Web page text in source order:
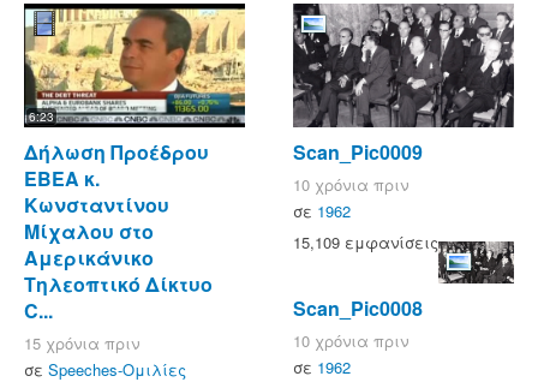
6:23
Δήλωση Προέδρου
ΕΒΕΑ κ.
Κωνσταντίνου
Μίχαλου στο
Αμερικάνικο
Τηλεοπτικό Δίκτυο
C...
15 χρόνια πριν
σε Speeches-Ομιλίες
Scan_Pic0009
10 χρόνια πριν
σε 1962
15,109 εμφανίσεις
Scan_Pic0008
10 χρόνια πριν
σε 1962